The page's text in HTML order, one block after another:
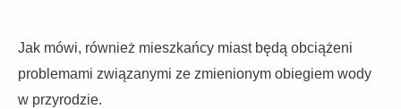
Jak mówi, również mieszkańcy miast będą obciążeni
problemami związanymi ze zmienionym obiegiem wody
w przyrodzie.